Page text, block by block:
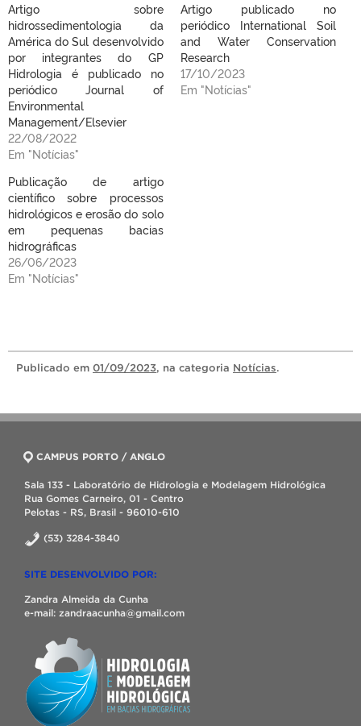
Artigo sobre
hidrossedimentologia da
América do Sul desenvolvido
por integrantes do GP
Hidrologia é publicado no
periódico Journal of
Environmental
Management/Elsevier
22/08/2022
Em "Notícias"
Artigo publicado no
periódico International Soil
and Water Conservation
Research
17/10/2023
Em "Notícias"
Publicação de artigo
científico sobre processos
hidrológicos e erosão do solo
em pequenas bacias
hidrográficas
26/06/2023
Em "Notícias"
Publicado em 01/09/2023, na categoria Notícias.
CAMPUS PORTO / ANGLO
Sala 133 - Laboratório de Hidrologia e Modelagem Hidrológica
Rua Gomes Carneiro, 01 - Centro
Pelotas - RS, Brasil - 96010-610
(53) 3284-3840
SITE DESENVOLVIDO POR:
Zandra Almeida da Cunha
e-mail: zandraacunha@gmail.com